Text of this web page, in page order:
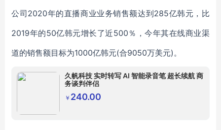
公司2020年的直播商业业务销售额达到285亿韩元，比
2019年的50亿韩元增长了近500％ ，今年其在线商业渠
道的销售额目标为1000亿韩元(合9050万美元)。
久帆科技 实时转写 AI 智能录音笔 超长续航 商
务谈判伴侣
￥ 240.00